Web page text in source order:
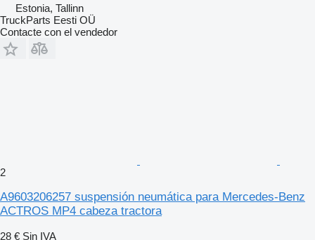
Estonia, Tallinn
TruckParts Eesti OÜ
Contacte con el vendedor
2
A9603206257 suspensión neumática para Mercedes-Benz
ACTROS MP4 cabeza tractora
28 € Sin IVA